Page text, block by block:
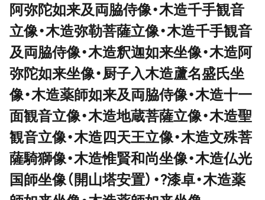
阿弥陀如来及両脇侍像・木造千手観音
立像・木造弥勒菩薩立像・木造千手観音
及両脇侍像・木造釈迦如来坐像・木造阿
弥陀如来坐像・厨子入木造蘆名盛氏坐
像・木造薬師如来及両脇侍像・木造十一
面観音立像・木造地蔵菩薩立像・木造聖
観音立像・木造四天王立像・木造文殊菩
薩騎獅像・木造惟賢和尚坐像・木造仏光
国師坐像（開山塔安置）・?漆卓・木造薬